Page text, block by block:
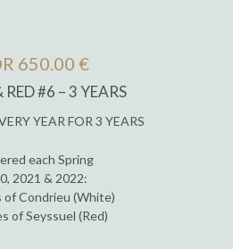
650.00 €
#6 – 3 YEARS
YEAR FOR 3 YEARS
each Spring
2021 & 2022:
Condrieu (White)
of Seyssuel (Red)